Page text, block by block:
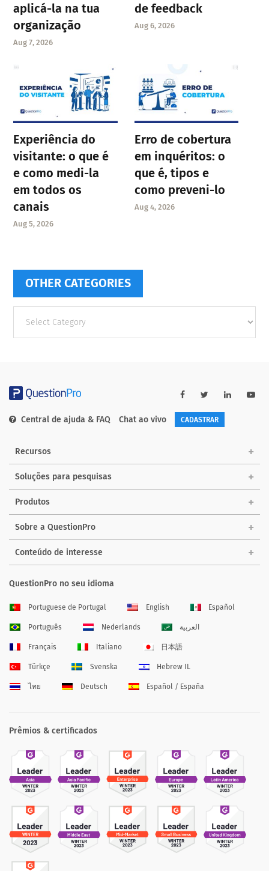
aplicá-la na tua
organização
Aug 7, 2026
de feedback
Aug 6, 2026
Experiência do
visitante: o que é
e como medi-la
em todos os
canais
Aug 5, 2026
Erro de cobertura
em inquéritos: o
que é, tipos e
como preveni-lo
Aug 4, 2026
OTHER CATEGORIES
categories
Central de ajuda & FAQ Chat ao vivo CADASTRAR
Recursos
Soluções para pesquisas
Produtos
Sobre a QuestionPro
Conteúdo de interesse
QuestionPro no seu idioma
Portuguese de Portugal English Español
Português Nederlands العربية
Français Italiano 日本語
Türkçe Svenska Hebrew IL
ไทย Deutsch Español / España
Prêmios & certificados